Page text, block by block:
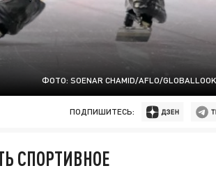
ФОТО: SOENAR CHAMID/AFLO/
ПОДПИШИТЕСЬ:
СПОРТИВНОЕ